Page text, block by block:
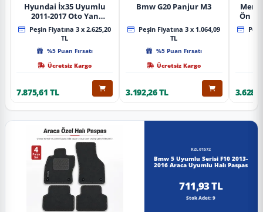
Hyundai İx35 Uyumlu
2011-2017 Oto Yan
Basamak Koruma Side
Step Bmw Style
Peşin Fiyatına 3 x 2.625,20
TL
%5 Puan Fırsatı
Ücretsiz Kargo
7.875,61 TL
Bmw G20 Panjur M3
Peşin Fiyatına 3 x 1.064,09
TL
%5 Puan Fırsatı
Ücretsiz Kargo
3.192,26 TL
Ön
RZL01572
Bmw 5 Uyumlu Serisi F10 2013-
2016 Araca Uyumlu Halı Paspas
711,93 TL
Stok Adet: 9